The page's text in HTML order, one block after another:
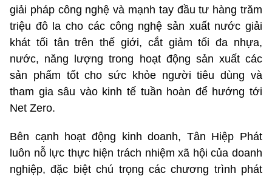
giải pháp công nghệ và mạnh tay đầu tư hàng trăm
triệu đô la cho các công nghệ sản xuất nước giải
khát tối tân trên thế giới, cắt giảm tối đa nhựa,
nước, năng lượng trong hoạt động sản xuất các
sản phẩm tốt cho sức khỏe người tiêu dùng và
tham gia sâu vào kinh tế tuần hoàn để hướng tới
Net Zero.
Bên cạnh hoạt động kinh doanh, Tân Hiệp Phát
luôn nỗ lực thực hiện trách nhiệm xã hội của doanh
nghiệp, đặc biệt chú trọng các chương trình phát